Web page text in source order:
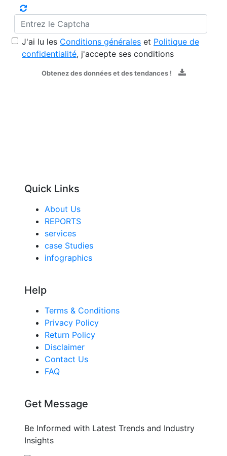
J'ai lu les Conditions générales et Politique de
confidentialité, j'accepte ses conditions
Obtenez des données et des tendances !
Quick Links
About Us
REPORTS
services
case Studies
infographics
Help
Terms & Conditions
Privacy Policy
Return Policy
Disclaimer
Contact Us
FAQ
Get Message
Be Informed with Latest Trends and Industry
Insights